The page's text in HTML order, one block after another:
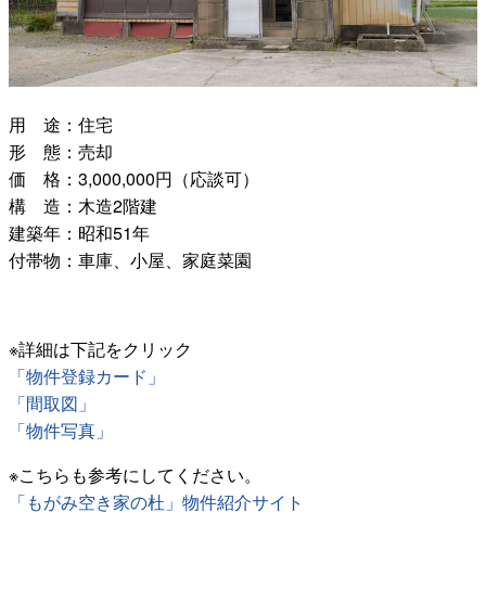
用 途：住宅
形 態：売却
価 格：3,000,000円（応談可）
構 造：木造2階建
建築年：昭和51年
付帯物：車庫、小屋、家庭菜園
※詳細は下記をクリック
「物件登録カード」
「間取図」
「物件写真」
※こちらも参考にしてください。
「もがみ空き家の杜」物件紹介サイト